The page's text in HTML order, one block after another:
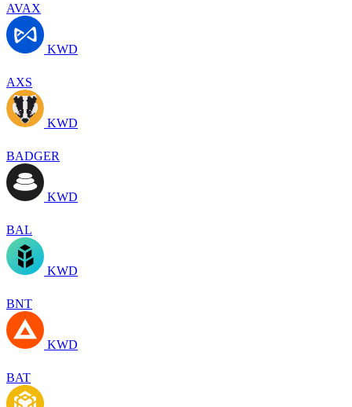
AVAX
KWD
AXS
KWD
BADGER
KWD
BAL
KWD
BNT
KWD
BAT